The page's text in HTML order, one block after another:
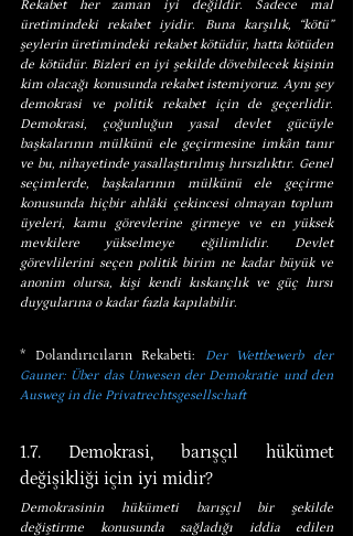
Rekabet her zaman iyi değildir. Sadece mal
üretimindeki rekabet iyidir. Buna karşılık, “kötü”
şeylerin üretimindeki rekabet kötüdür, hatta kötüden
de kötüdür. Bizleri en iyi şekilde dövebilecek kişinin
kim olacağı konusunda rekabet istemiyoruz. Aynı şey
demokrasi ve politik rekabet için de geçerlidir.
Demokrasi, çoğunluğun yasal devlet gücüyle
başkalarının mülkünü ele geçirmesine imkân tanır
ve bu, nihayetinde yasallaştırılmış hırsızlıktır. Genel
seçimlerde, başkalarının mülkünü ele geçirme
konusunda hiçbir ahlâki çekincesi olmayan toplum
üyeleri, kamu görevlerine girmeye ve en yüksek
mevkilere yükselmeye eğilimlidir. Devlet
görevlilerini seçen politik birim ne kadar büyük ve
anonim olursa, kişi kendi kıskançlık ve güç hırsı
duygularına o kadar fazla kapılabilir.
* Dolandırıcıların Rekabeti: Der Wettbewerb der
Gauner: Über das Unwesen der Demokratie und den
Ausweg in die Privatrechtsgesellschaft
1.7. Demokrasi, barışçıl hükümet
değişikliği için iyi midir?
Demokrasinin hükümeti barışçıl bir şekilde
değiştirme konusunda sağladığı iddia edilen